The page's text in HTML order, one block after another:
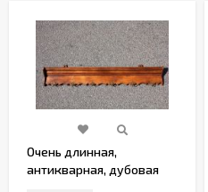
Очень длинная,
антикварная, дубовая